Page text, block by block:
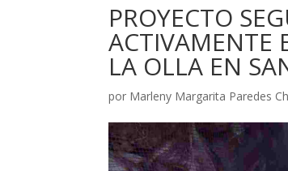
PROYECTO
ACTIVAMENTE
LA OLLA EN
por Marleny Margarita Paredes